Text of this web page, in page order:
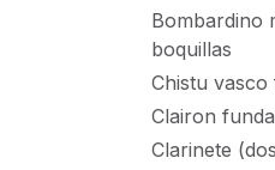
Bombardino
boquillas
Chistu vasco
Clairon
Clarinete